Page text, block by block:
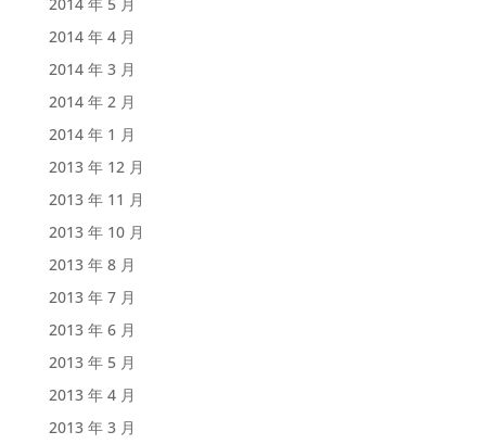
2014 年 5 月
2014 年 4 月
2014 年 3 月
2014 年 2 月
2014 年 1 月
2013 年 12 月
2013 年 11 月
2013 年 10 月
2013 年 8 月
2013 年 7 月
2013 年 6 月
2013 年 5 月
2013 年 4 月
2013 年 3 月